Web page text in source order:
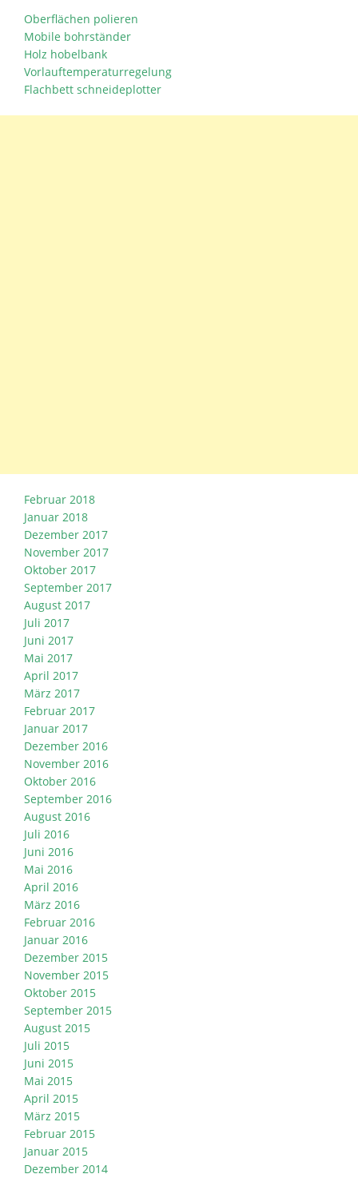
Oberflächen polieren
Mobile bohrständer
Holz hobelbank
Vorlauftemperaturregelung
Flachbett schneideplotter
Februar 2018
Januar 2018
Dezember 2017
November 2017
Oktober 2017
September 2017
August 2017
Juli 2017
Juni 2017
Mai 2017
April 2017
März 2017
Februar 2017
Januar 2017
Dezember 2016
November 2016
Oktober 2016
September 2016
August 2016
Juli 2016
Juni 2016
Mai 2016
April 2016
März 2016
Februar 2016
Januar 2016
Dezember 2015
November 2015
Oktober 2015
September 2015
August 2015
Juli 2015
Juni 2015
Mai 2015
April 2015
März 2015
Februar 2015
Januar 2015
Dezember 2014